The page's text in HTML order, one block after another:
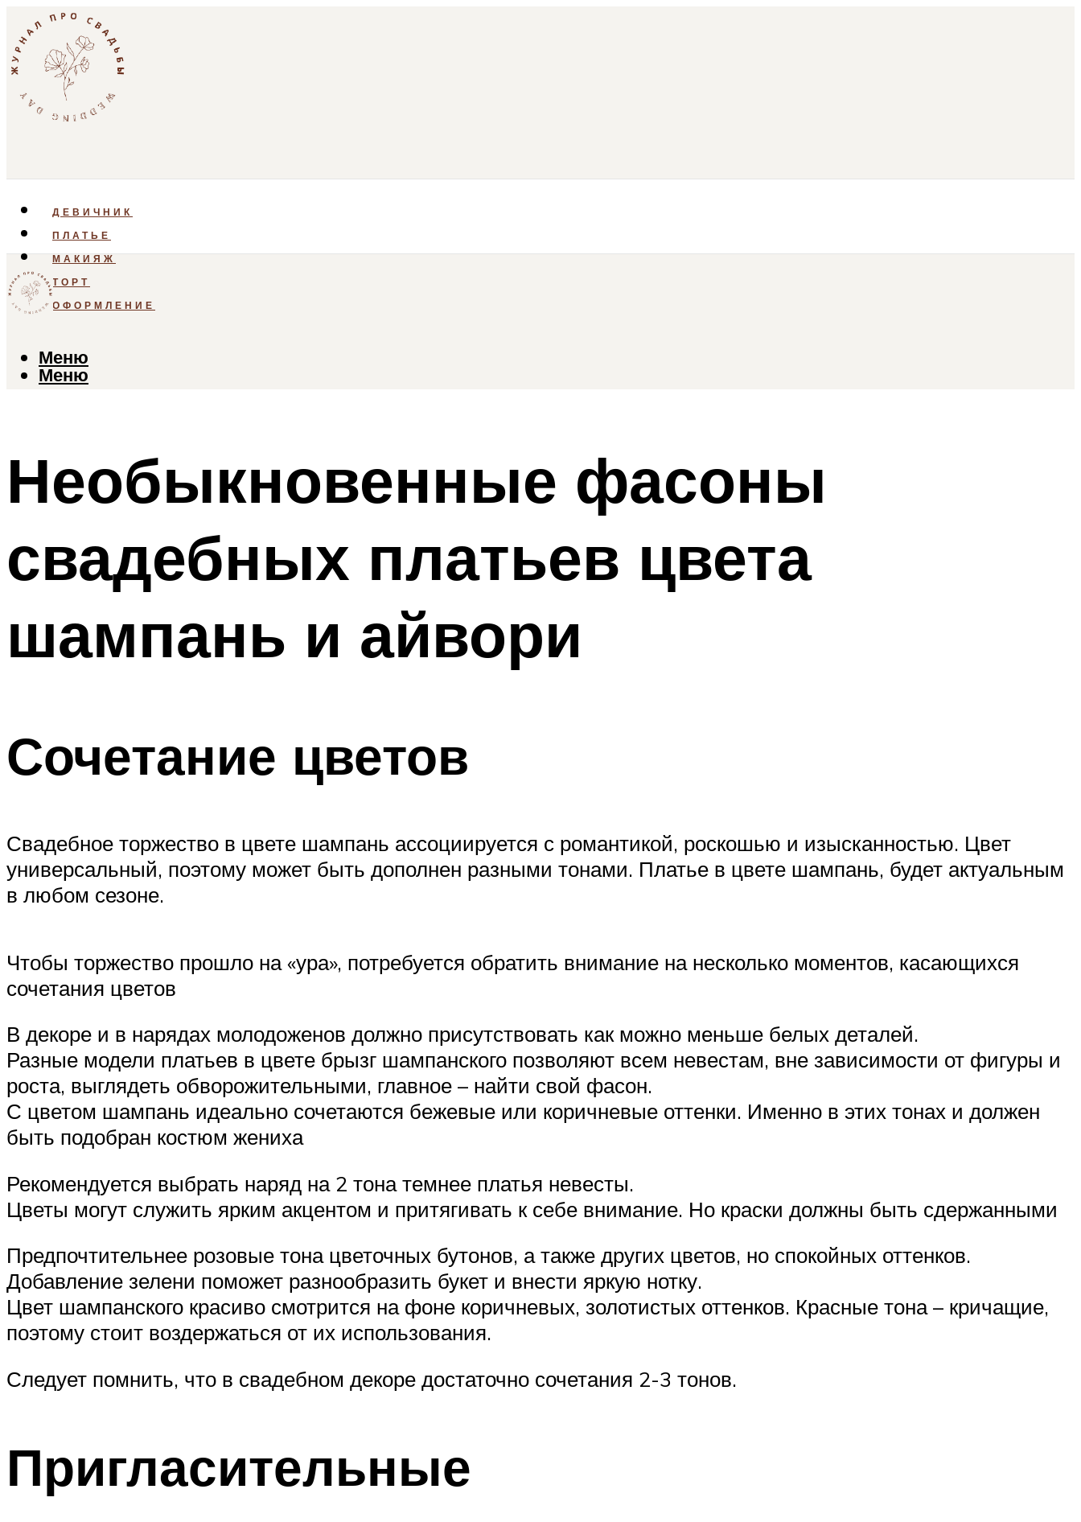
ДЕВИЧНИК
ПЛАТЬЕ
МАКИЯЖ
ТОРТ
ОФОРМЛЕНИЕ
Меню
Меню
Необыкновенные фасоны
свадебных платьев цвета
шампань и айвори
Сочетание цветов
Свадебное торжество в цвете шампань ассоциируется с романтикой, роскошью и изысканностью. Цвет
универсальный, поэтому может быть дополнен разными тонами. Платье в цвете шампань, будет актуальным
в любом сезоне.
Чтобы торжество прошло на «ура», потребуется обратить внимание на несколько моментов, касающихся
сочетания цветов
В декоре и в нарядах молодоженов должно присутствовать как можно меньше белых деталей.
Разные модели платьев в цвете брызг шампанского позволяют всем невестам, вне зависимости от фигуры и
роста, выглядеть обворожительными, главное – найти свой фасон.
С цветом шампань идеально сочетаются бежевые или коричневые оттенки. Именно в этих тонах и должен
быть подобран костюм жениха
Рекомендуется выбрать наряд на 2 тона темнее платья невесты.
Цветы могут служить ярким акцентом и притягивать к себе внимание. Но краски должны быть сдержанными
Предпочтительнее розовые тона цветочных бутонов, а также других цветов, но спокойных оттенков.
Добавление зелени поможет разнообразить букет и внести яркую нотку.
Цвет шампанского красиво смотрится на фоне коричневых, золотистых оттенков. Красные тона – кричащие,
поэтому стоит воздержаться от их использования.
Следует помнить, что в свадебном декоре достаточно сочетания 2-3 тонов.
Пригласительные